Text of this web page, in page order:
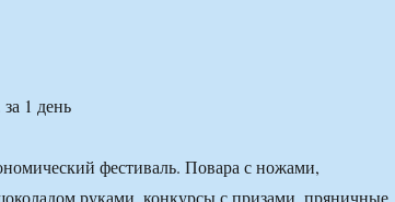
1 день
фестиваль. Повара с ножами,